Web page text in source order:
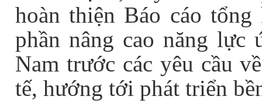
hoàn thiện Báo cáo
phần nâng cao năng lực
Nam trước các yêu cầu
tế, hướng tới phát triển